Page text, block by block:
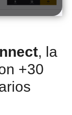
, la
+30